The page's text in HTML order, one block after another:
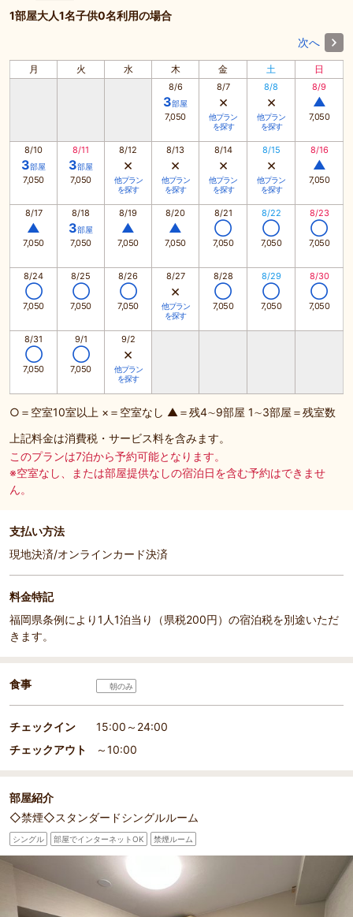
1部屋大人1名子供0名利用の場合
次へ
月 火 水 木 金 土 日
8/6
3部屋
7,050
8/7
×
他プラン
を探す
8/8
×
他プラン
を探す
8/9
▲
7,050
8/10
3部屋
7,050
8/11
3部屋
7,050
8/12
×
他プラン
を探す
8/13
×
他プラン
を探す
8/14
×
他プラン
を探す
8/15
×
他プラン
を探す
8/16
▲
7,050
8/17
▲
7,050
8/18
3部屋
7,050
8/19
▲
7,050
8/20
▲
7,050
8/21
◯
7,050
8/22
◯
7,050
8/23
◯
7,050
8/24
◯
7,050
8/25
◯
7,050
8/26
◯
7,050
8/27
×
他プラン
を探す
8/28
◯
7,050
8/29
◯
7,050
8/30
◯
7,050
8/31
◯
7,050
9/1
◯
7,050
9/2
×
他プラン
を探す
○＝空室10室以上 ×＝空室なし ▲＝残4∼9部屋 1∼3部屋＝残室数
上記料金は消費税・サービス料を含みます。
このプランは7泊から予約可能となります。
※空室なし、または部屋提供なしの宿泊日を含む予約はできませ
ん。
支払い方法
現地決済/オンラインカード決済
料金特記
福岡県条例により1人1泊当り（県税200円）の宿泊税を別途いただ
きます。
食事 朝のみ
チェックイン
15:00～24:00
チェックアウト
～10:00
部屋紹介
◇禁煙◇スタンダードシングルルーム
シングル 部屋でインターネットOK 禁煙ルーム